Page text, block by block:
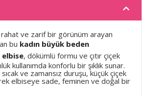
rahat ve zarif bir görünüm arayan
bu kadın büyük beden
, dökümlü formu ve çıtır çiçek
kullanımda konforlu bir şıklık sunar.
ve zamansız duruşu, küçük çiçek
elbiseye sade, feminen ve doğal bir